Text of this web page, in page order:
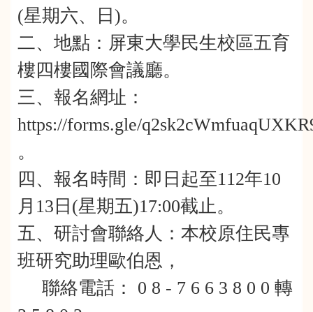
(星期六、日)。
二、地點：屏東大學民生校區五育
樓四樓國際會議廳。
三、報名網址：
https://forms.gle/
。
四、報名時間：即日起至112年10
月13日(星期五)17:00截止。
五、研討會聯絡人：本校原住民專
班研究助理歐伯恩，
聯絡電話： 0 8 - 7 6 6 3 8 0 0 轉